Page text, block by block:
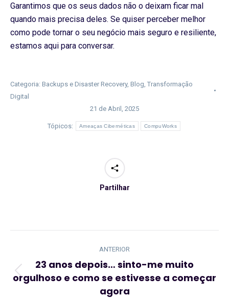
Garantimos que os seus dados não o deixam ficar mal
quando mais precisa deles. Se quiser perceber melhor
como pode tornar o seu negócio mais seguro e resiliente,
estamos aqui para conversar.
Categoria: Backups e Disaster Recovery, Blog Transformação
Digital
21 de Abril, 2025
Tópicos: Ameaças Cibernéticas CompuWorks
Partilhar
Navegação
post:
ANTERIOR
Artigo
anterior:
23 anos depois… sinto-me muito
orgulhoso e como se estivesse a começar
agora